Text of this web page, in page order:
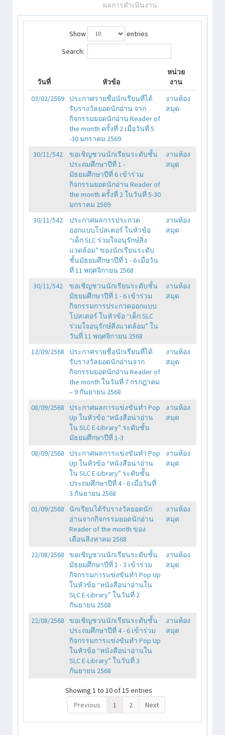
ผลการดำเนินงาน
Show
entries
Search:
วันที่ หัวข้อ
หน่วย
งาน
03/02/2569 ประกาศรายชื่อนักเรียนที่ได้
รับรางวัลยอดนักอ่าน จาก
กิจกรรมยอดนักอ่าน Reader of
the month ครั้งที่ 2 เมื่อวันที่ 5
-30 มกราคม 2569
งานห้อง
สมุด
30/11/542
ขอเชิญชวนนักเรียนระดับชั้น
ประถมศึกษาปีที่ 1 -
มัธยมศึกษาปีที่ 6 เข้าร่วม
กิจกรรมยอดนักอ่าน Reader of
the month ครั้งที่ 2 ในวันที่ 5-30
มกราคม 2569
งานห้อง
สมุด
30/11/542
ประกาศผลการประกวด
ออกแบบโปสเตอร์ ในหัวข้อ
“เด็ก SLC ร่วมใจอนุรักษ์สิ่ง
แวดล้อม” ของนักเรียนระดับ
ชั้นมัธยมศึกษาปีที่ 1 - 6 เมื่อวัน
ที่ 11 พฤศจิกายน 2568
งานห้อง
สมุด
30/11/542
ขอเชิญชวนนักเรียนระดับชั้น
มัธยมศึกษาปีที่ 1 - 6 เข้าร่วม
กิจกรรมการประกวดออกแบบ
โปสเตอร์ ในหัวข้อ “เด็ก SLC
ร่วมใจอนุรักษ์สิ่งแวดล้อม” ใน
วันที่ 11 พฤศจิกายน 2568
งานห้อง
สมุด
12/09/2568
ประกาศรายชื่อนักเรียนที่ได้
รับรางวัลยอดนักอ่านจาก
กิจกรรมยอดนักอ่าน Reader of
the month ในวันที่ 7 กรกฎาคม
– 9 กันยายน 2568
งานห้อง
สมุด
08/09/2568
ประกาศผลการแข่งขันทำ Pop
Up ในหัวข้อ “หนังสือน่าอ่าน
ใน SLC E-Library” ระดับชั้น
มัธยมศึกษาปีที่ 1-3
งานห้อง
สมุด
08/09/2568
ประกาศผลการแข่งขันทำ Pop
Up ในหัวข้อ “หนังสือน่าอ่าน
ใน SLC E-Library” ระดับชั้น
ประถมศึกษาปีที่ 4 - 6 เมื่อวันที่
3 กันยายน 2568
งานห้อง
สมุด
01/09/2568
นักเรียนได้รับรางวัลยอดนัก
อ่านจากกิจกรรมยอดนักอ่าน
Reader of the month ของ
เดือนสิงหาคม 2568
งานห้อง
สมุด
22/08/2568
ขอเชิญชวนนักเรียนระดับชั้น
มัธยมศึกษาปีที่ 1 - 3 เข้าร่วม
กิจกรรมการแข่งขันทำ Pop Up
ในหัวข้อ “หนังสือน่าอ่านใน
SLC E-Library” ในวันที่ 2
กันยายน 2568
งานห้อง
สมุด
22/08/2568
ขอเชิญชวนนักเรียนระดับชั้น
ประถมศึกษาปีที่ 4 - 6 เข้าร่วม
กิจกรรมการแข่งขันทำ Pop Up
ในหัวข้อ “หนังสือน่าอ่านใน
SLC E-Library” ในวันที่ 3
กันยายน 2568
งานห้อง
สมุด
Showing 1 to 10 of 15 entries
Previous
1 2 Next